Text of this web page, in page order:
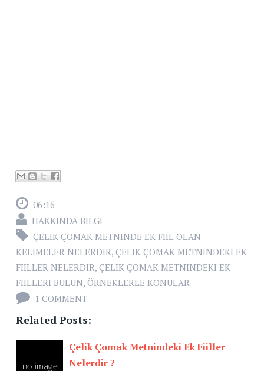
06:16
HAKKINDA BILGI
ÇELIK ÇOMAK METNINDE EK FIIL OLAN
KELIMELER NELERDIR, ÇELIK ÇOMAK METNINDEKI EK
FIILLER NELERDIR, ÇELIK ÇOMAK METNINDEKI EK
FIILLERI BULUN, ÖRNEKLERLE KONULAR
1 COMMENT
Related Posts:
Çelik Çomak Metnindeki Ek Fiiller
Nelerdir ?